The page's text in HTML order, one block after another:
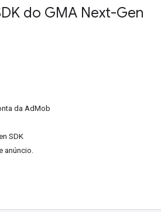
do GMA Next-Gen
da AdMob
SDK
anúncio.